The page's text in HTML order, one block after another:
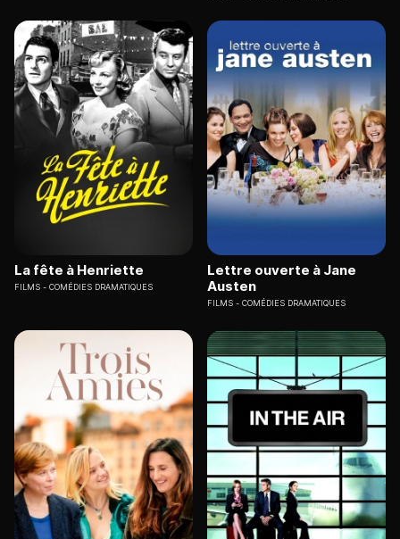
La fête à Henriette
FILMS COMÉDIES DRAMATIQUES
Lettre ouverte à Jane
Austen
FILMS COMÉDIES DRAMATIQUES